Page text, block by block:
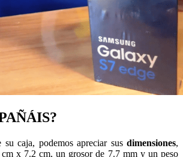
su caja, podemos apreciar sus dimensiones,
x 7.2 cm, un grosor de 7.7 mm y un peso